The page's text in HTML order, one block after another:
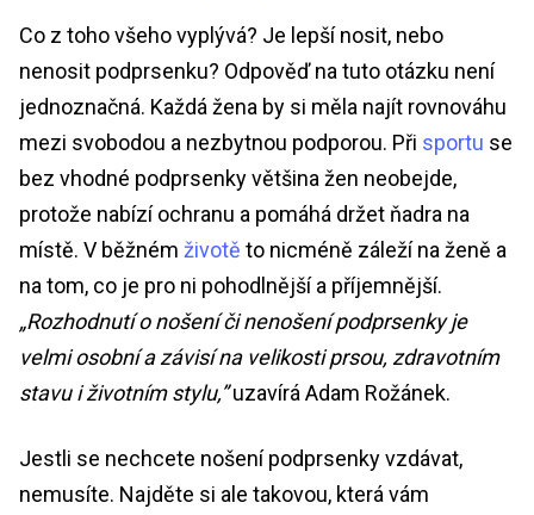
Co z toho všeho vyplývá? Je lepší nosit, nebo
nenosit podprsenku? Odpověď na tuto otázku není
jednoznačná. Každá žena by si měla najít rovnováhu
mezi svobodou a nezbytnou podporou. Při sportu se
bez vhodné podprsenky většina žen neobejde,
protože nabízí ochranu a pomáhá držet ňadra na
místě. V běžném životě to nicméně záleží na ženě a
na tom, co je pro ni pohodlnější a příjemnější.
„Rozhodnutí o nošení či nenošení podprsenky je
velmi osobní a závisí na velikosti prsou, zdravotním
stavu i životním stylu,”uzavírá Adam Rožánek.
Jestli se nechcete nošení podprsenky vzdávat,
nemusíte. Najděte si ale takovou, která vám